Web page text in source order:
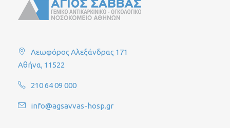
Λεωφόρος Αλεξάνδρας 171
Αθήνα, 11522
210 64 09 000
info@agsavvas-hosp.gr